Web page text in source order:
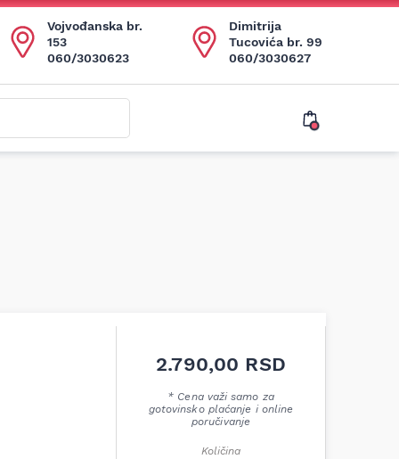
Vojvođanska br.
153
060/3030623
Dimitrija
Tucovića br. 99
060/3030627
2.790,00 RSD
* Cena važi samo za
gotovinsko plaćanje i online
poručivanje
Količina